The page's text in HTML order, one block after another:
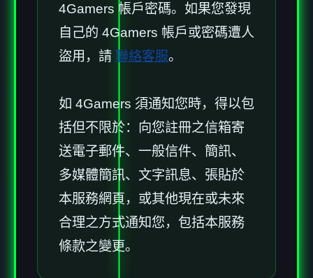
4Gamers 帳戶密碼。如果您發現
自己的 4Gamers 帳戶或密碼遭人
盜用，請 聯絡客服。
如 4Gamers 須通知您時，得以包
括但不限於：向您註冊之信箱寄
送電子郵件、一般信件、簡訊、
多媒體簡訊、文字訊息、張貼於
本服務網頁，或其他現在或未來
合理之方式通知您，包括本服務
條款之變更。